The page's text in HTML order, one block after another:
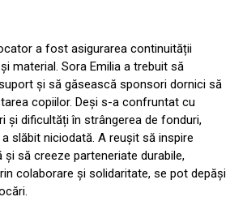
a fost asigurarea continuității
material. Sora Emilia a trebuit să
și să găsească sponsori dornici să
copiilor. Deși s-a confruntat cu
și dificultăți în strângerea de fonduri,
slăbit niciodată. A reușit să inspire
să creeze parteneriate durabile,
colaborare și solidaritate, se pot depăși